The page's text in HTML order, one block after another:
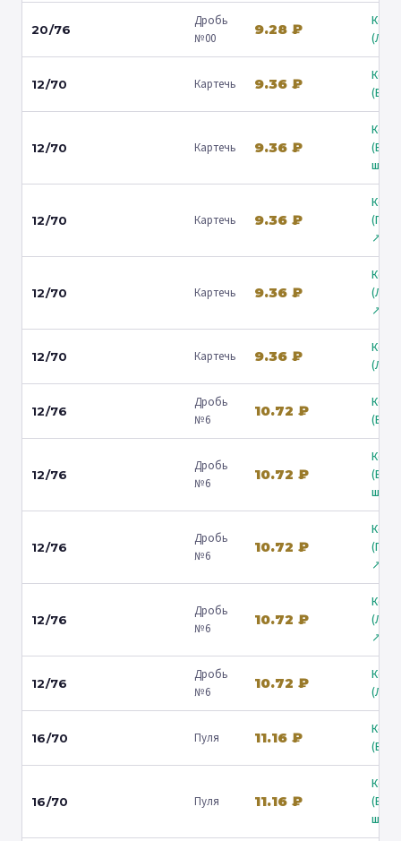
20/76
Дробь
№00
9.28 ₽
12/70 Картечь 9.36 ₽
12/70 Картечь 9.36 ₽
ш.) ↗
12/70 Картечь 9.36 ₽
↗
12/70 Картечь 9.36 ₽
↗
12/70 Картечь 9.36 ₽
12/76
Дробь
№6
10.72 ₽
12/76
Дробь
№6
10.72 ₽
ш.) ↗
12/76
Дробь
№6
10.72 ₽
↗
12/76
Дробь
№6
10.72 ₽
↗
12/76
Дробь
№6
10.72 ₽
16/70 Пуля 11.16 ₽
16/70 Пуля 11.16 ₽
ш.) ↗